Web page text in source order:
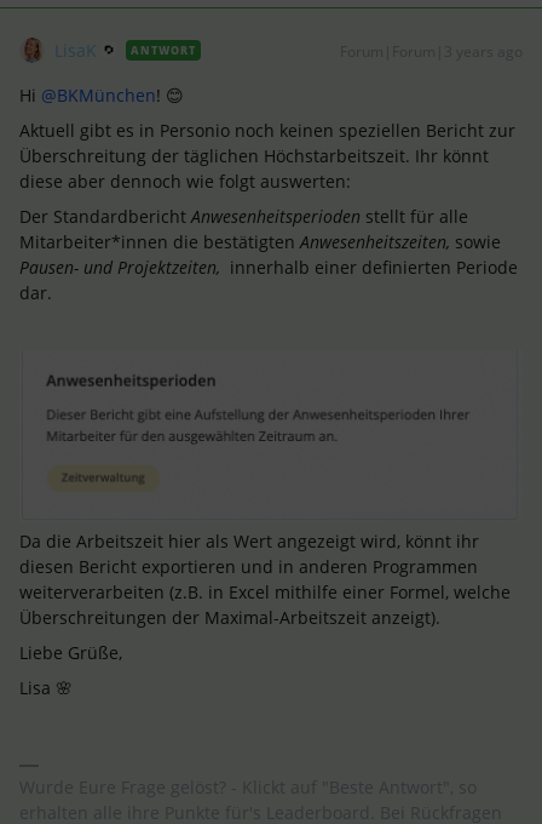
LisaK ANTWORT
Hi @BKMünchen! 😊
Aktuell gibt es in Personio noch keinen speziellen Bericht zur
Überschreitung der täglichen Höchstarbeitszeit. Ihr könnt
diese aber dennoch wie folgt auswerten:
Der StandardberichtAnwesenheitsperioden stellt für alle
Mitarbeiter*innen die bestätigtenAnwesenheitszeiten, sowie
Pausen- und Projektzeiten, innerhalb einer definierten Periode
dar.
Da die Arbeitszeit hier als Wert angezeigt wird, könnt ihr
diesen Bericht exportieren und in anderen Programmen
weiterverarbeiten (z.B. in Excel mithilfe einer Formel, welche
Überschreitungen der Maximal-Arbeitszeit anzeigt).
Liebe Grüße,
Lisa 🌸